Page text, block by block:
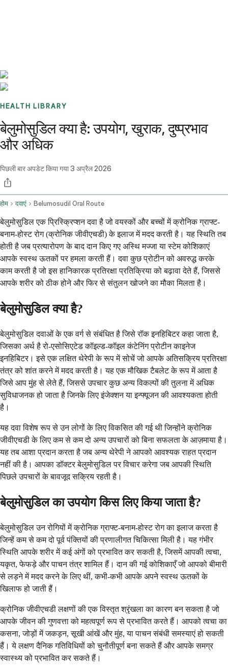
HEALTH LIBRARY
बेलुमोसुडिल क्या है: उपयोग, खुराक, दुष्प्रभाव
और अधिक
पिछली बार अपडेट किया गया3 अप्रैल 2026
होम दवाएं Belumosudil Oral Route
बेलुमोसुडिल एक प्रिस्क्रिप्शन दवा है जो वयस्कों और बच्चों में क्रोनिक ग्राफ्ट-
बनाम-होस्ट रोग (क्रोनिक जीवीएचडी) के इलाज में मदद करती है। यह स्थिति तब
होती है जब प्रत्यारोपण के बाद दान किए गए अस्थि मज्जा या स्टेम कोशिकाएं
आपके स्वस्थ ऊतकों पर हमला करती हैं। दवा कुछ प्रोटीन को अवरुद्ध करके
काम करती है जो इस हानिकारक प्रतिरक्षा प्रतिक्रिया को बढ़ावा देते हैं, जिससे
आपके शरीर को ठीक होने और फिर से संतुलन खोजने का मौका मिलता है।
बेलुमोसुडिल क्या है?
बेलुमोसुडिल दवाओं के एक वर्ग से संबंधित है जिसे रॉक इनहिबिटर कहा जाता है,
जिसका अर्थ है रो-एसोसिएटेड कॉइल्ड-कॉइल कंटेनिंग प्रोटीन काइनेज
इनहिबिटर। इसे एक लक्षित थेरेपी के रूप में सोचें जो आपके अतिसक्रिय प्रतिरक्षा
तंत्र को शांत करने में मदद करती है। यह एक मौखिक टैबलेट के रूप में आता है
जिसे आप मुंह से लेते हैं, जिससे उपचार कुछ अन्य विकल्पों की तुलना में अधिक
सुविधाजनक हो जाता है जिनके लिए इंजेक्शन या इन्फ्यूजन की आवश्यकता होती
है।
यह दवा विशेष रूप से उन लोगों के लिए विकसित की गई थी जिन्होंने क्रोनिक
जीवीएचडी के लिए कम से कम दो अन्य उपचारों को बिना सफलता के आज़माया है।
यह तब आशा प्रदान करता है जब अन्य थेरेपी ने आपको आवश्यक राहत प्रदान
नहीं की है। आपका डॉक्टर बेलुमोसुडिल पर विचार करेगा जब आपकी स्थिति
पिछले उपचारों के बावजूद सक्रिय रहती है।
बेलुमोसुडिल का उपयोग किस लिए किया जाता है?
बेलुमोसुडिल उन रोगियों में क्रोनिक ग्राफ्ट-बनाम-होस्ट रोग का इलाज करता है
जिन्हें कम से कम दो पूर्व पंक्तियों की प्रणालीगत चिकित्सा मिली है। यह गंभीर
स्थिति आपके शरीर में कई अंगों को प्रभावित कर सकती है, जिसमें आपकी त्वचा,
यकृत, फेफड़े और पाचन तंत्र शामिल हैं। दान की गई कोशिकाएँ जो आपको बीमारी
से लड़ने में मदद करने के लिए थीं, कभी-कभी आपके अपने स्वस्थ ऊतकों के
खिलाफ हो जाती हैं।
क्रोनिक जीवीएचडी लक्षणों की एक विस्तृत श्रृंखला का कारण बन सकता है जो
आपके जीवन की गुणवत्ता को महत्वपूर्ण रूप से प्रभावित करते हैं। आपको त्वचा का
कसना, जोड़ों में जकड़न, सूखी आंखें और मुंह, या पाचन संबंधी समस्याएं हो सकती
हैं। ये लक्षण दैनिक गतिविधियों को चुनौतीपूर्ण बना सकते हैं और आपके समग्र
स्वास्थ्य को प्रभावित कर सकते हैं।